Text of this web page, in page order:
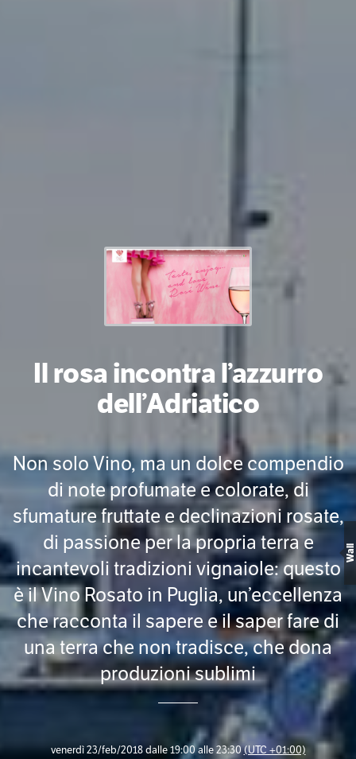
Il rosa incontra l’azzurro
dell’Adriatico
Non solo Vino, ma un dolce compendio
di note profumate e colorate, di
sfumature fruttate e declinazioni rosate,
di passione per la propria terra e
incantevoli tradizioni vignaiole: questo
è il Vino Rosato in Puglia, un’eccellenza
che racconta il sapere e il saper fare di
una terra che non tradisce, che dona
produzioni sublimi
venerdì 23/feb/2018 dalle 19:00 alle 23:30(UTC +01:00)
Wall